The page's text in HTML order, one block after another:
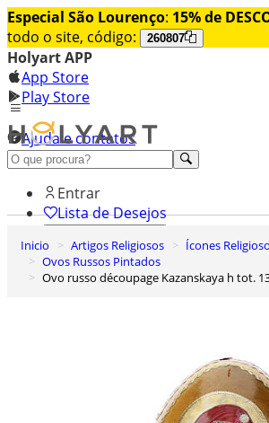
Especial São Lourenço: 15% de
todo o site, código:
260807
Holyart APP
App Store
Play Store
Ajuda e contatos
Conheça premium
Entrar
Lista de Desejos
0
Carrinho de Compras
Inicio Artigos Religiosos
Ícones
Ovos Russos Pintados
Ovo russo découpage Kazanskaya h tot.